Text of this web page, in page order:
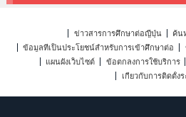
ข่าวสารการศึกษาต่อญี่ปุ่น
ค้น
ข้อมูลที่เป็นประโยชน์สำหรับการเข้าศึกษาต่อ
แผนผังเว็บไซต์
ข้อตกลงการใช้บริการ
เกี่ยวกับการติดตั้ง